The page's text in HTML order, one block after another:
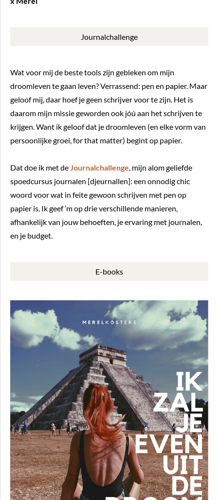
Journalchallenge
Wat voor mij de beste tools zijn gebleken om mijn
droomleven te gaan leven? Verrassend: pen en papier. Maar
geloof mij, daar hoef je geen schrijver voor te zijn. Het is
daarom mijn missie geworden ook jóú aan het schrijven te
krijgen. Want ik geloof dat je droomleven (en elke vorm van
persoonlijke groei, for that matter) begint op papier.
Dat doe ik met deJournalchallenge, mijn alom geliefde
spoedcursus journalen [djeurnallen]: een onnodig chic
woord voor wat in feite gewoon schrijven met pen op
papier is. Ik geef ‘m op drie verschillende manieren,
afhankelijk van jouw behoeften, je ervaring met journalen,
en je budget.
E-books